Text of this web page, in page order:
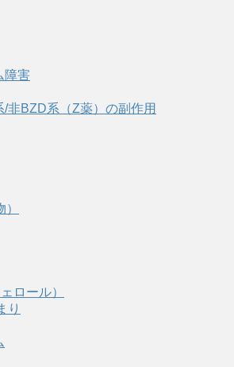
障害
非BZD系（Z薬）の副作用
ロール）
り